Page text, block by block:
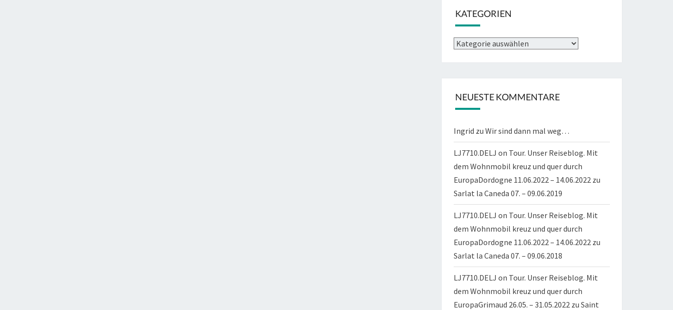
KATEGORIEN
Kategorien
NEUESTE KOMMENTARE
Ingrid zu Wir sind dann mal weg…
LJ7710.DELJ on Tour. Unser Reiseblog. Mit
dem Wohnmobil kreuz und quer durch
EuropaDordogne 11.06.2022 – 14.06.2022 zu
Sarlat la Caneda 07. – 09.06.2019
LJ7710.DELJ on Tour. Unser Reiseblog. Mit
dem Wohnmobil kreuz und quer durch
EuropaDordogne 11.06.2022 – 14.06.2022 zu
Sarlat la Caneda 07. – 09.06.2018
LJ7710.DELJ on Tour. Unser Reiseblog. Mit
dem Wohnmobil kreuz und quer durch
EuropaGrimaud 26.05. – 31.05.2022 zu Saint